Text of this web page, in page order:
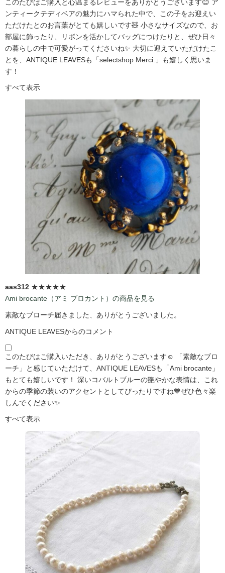
このたびはご購入と心温まるレビューをありがとうございます😊 ア
ンティークテディベアの魅力にハマられた中で、この子をお迎えい
ただけたとのお言葉がとても嬉しいです🧸 小さなサイズなので、お
部屋に飾ったり、リボンを活かしてバッグにつけたりと、ぜひ日々
の暮らしの中で可愛がってくださいね✨ 大切に迎えていただけたこ
とを、ANTIQUE LEAVESも「selectshop Merci.」も嬉しく思いま
す！
すべて表示
aas312 ★★★★★
Ami brocante（アミ ブロカント）の商品を見る
素敵なブローチ届きました、ありがとうございました。
ANTIQUE LEAVESからのコメント
このたびはご購入いただき、ありがとうございます☺️ 「素敵なブロ
ーチ」と感じていただけて、ANTIQUE LEAVESも「Ami brocante」
もとても嬉しいです！ 深いコバルトブルーの艶やかな表情は、これ
からの季節の装いのアクセントとしてぴったりですね💙ぜひ色々楽
しんでください✨
すべて表示